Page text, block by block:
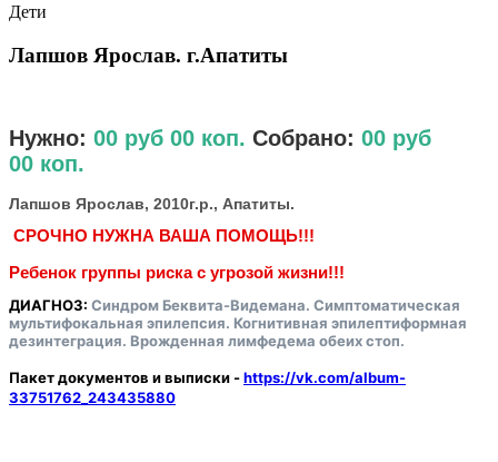
Дети
Лапшов Ярослав. г.Апатиты
Нужно: 00 руб 00 коп. Собрано: 00 руб
00 коп.
Лапшов Ярослав, 2010г.р., Апатиты.
СРОЧНО НУЖНА ВАША ПОМОЩЬ!!!
Ребенок группы риска с угрозой жизни!!!
ДИАГНОЗ: Синдром Беквита-Видемана. Симптоматическая
мультифокальная эпилепсия. Когнитивная эпилептиформная
дезинтеграция. Врожденная лимфедема обеих стоп.
Пакет документов и выписки -https://vk.com/album-
33751762_243435880